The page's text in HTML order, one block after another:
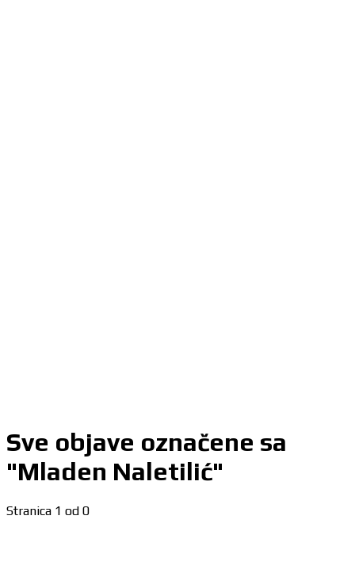
Sve objave označene sa
"Mladen Naletilić"
Stranica 1 od 0